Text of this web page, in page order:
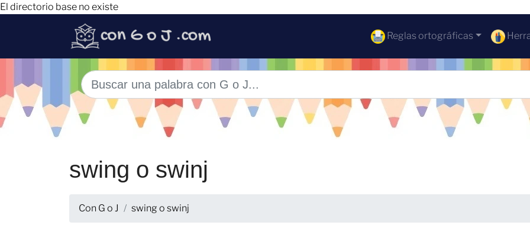
El directorio base no existe
Reglas ortográficas
swing o swinj
Con G o J swing o swinj